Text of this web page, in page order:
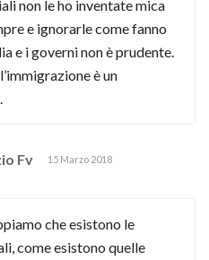
non le ho inventate mica
e ignorarle come fanno
e i governi non è prudente.
è un
Fv 15 Marzo 2018
che esistono le
come esistono quelle